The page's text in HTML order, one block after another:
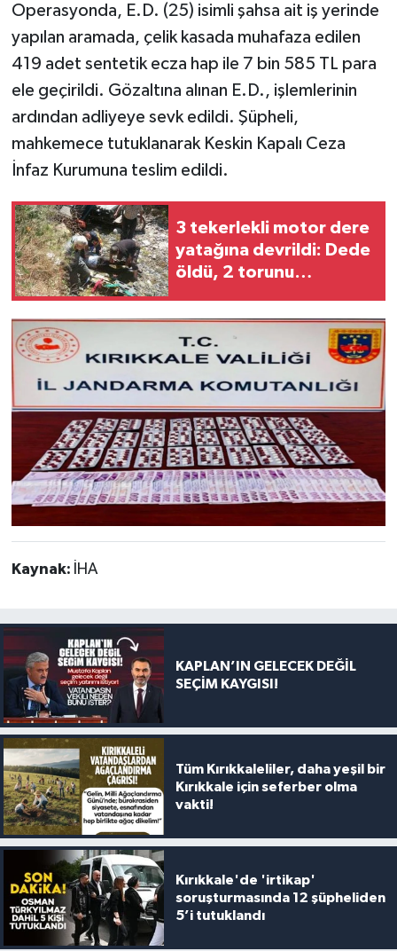
Operasyonda, E.D. (25) isimli şahsa ait iş yerinde
yapılan aramada, çelik kasada muhafaza edilen
419 adet sentetik ecza hap ile 7 bin 585 TL para
ele geçirildi. Gözaltına alınan E.D., işlemlerinin
ardından adliyeye sevk edildi. Şüpheli,
mahkemece tutuklanarak Keskin Kapalı Ceza
İnfaz Kurumuna teslim edildi.
3 tekerlekli motor dere
yatağına devrildi: Dede
öldü, 2 torunu
Kaynak: İHA
KAPLAN’IN GELECEK DEĞİL
SEÇİM KAYGISI!
Tüm Kırıkkaleliler, daha yeşil bir
Kırıkkale için seferber olma
vakti!
Kırıkkale'de 'irtikap'
soruşturmasında 12 şüpheliden
5’i tutuklandı